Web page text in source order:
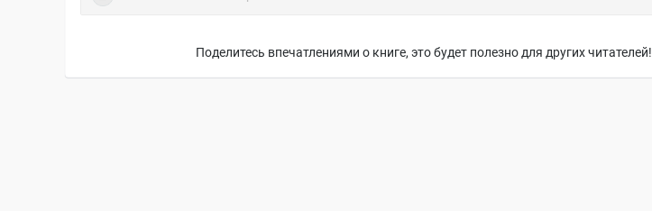
Поделитесь впечатлениями о книге, это будет полезно для других читателей!